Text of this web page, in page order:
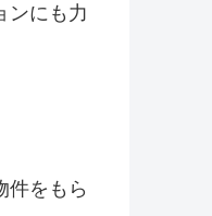
ンにも力
件をもら